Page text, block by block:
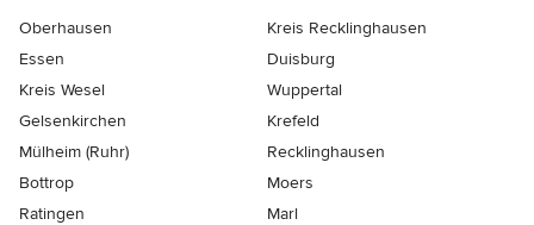
Oberhausen
Kreis Recklinghausen
Essen
Duisburg
Kreis Wesel
Wuppertal
Gelsenkirchen
Krefeld
Mülheim (Ruhr)
Recklinghausen
Bottrop
Moers
Ratingen
Marl